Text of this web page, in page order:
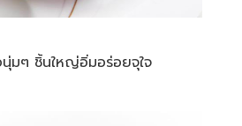
นุ่มๆ ชิ้นใหญ่อิ่มอร่อยจุใจ